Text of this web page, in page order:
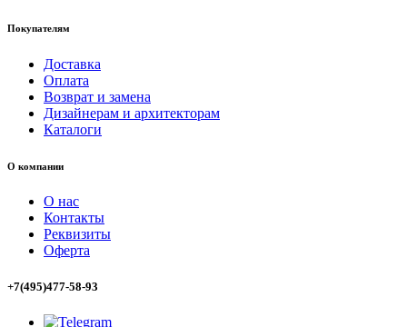
Покупателям
Доставка
Оплата
Возврат и замена
Дизайнерам и архитекторам
Каталоги
О компании
О нас
Контакты
Реквизиты
Оферта
+7(495)477-58-93